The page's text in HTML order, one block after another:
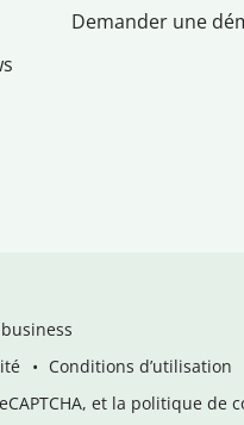
Demander une
Conditions d’utilisation
et la politique